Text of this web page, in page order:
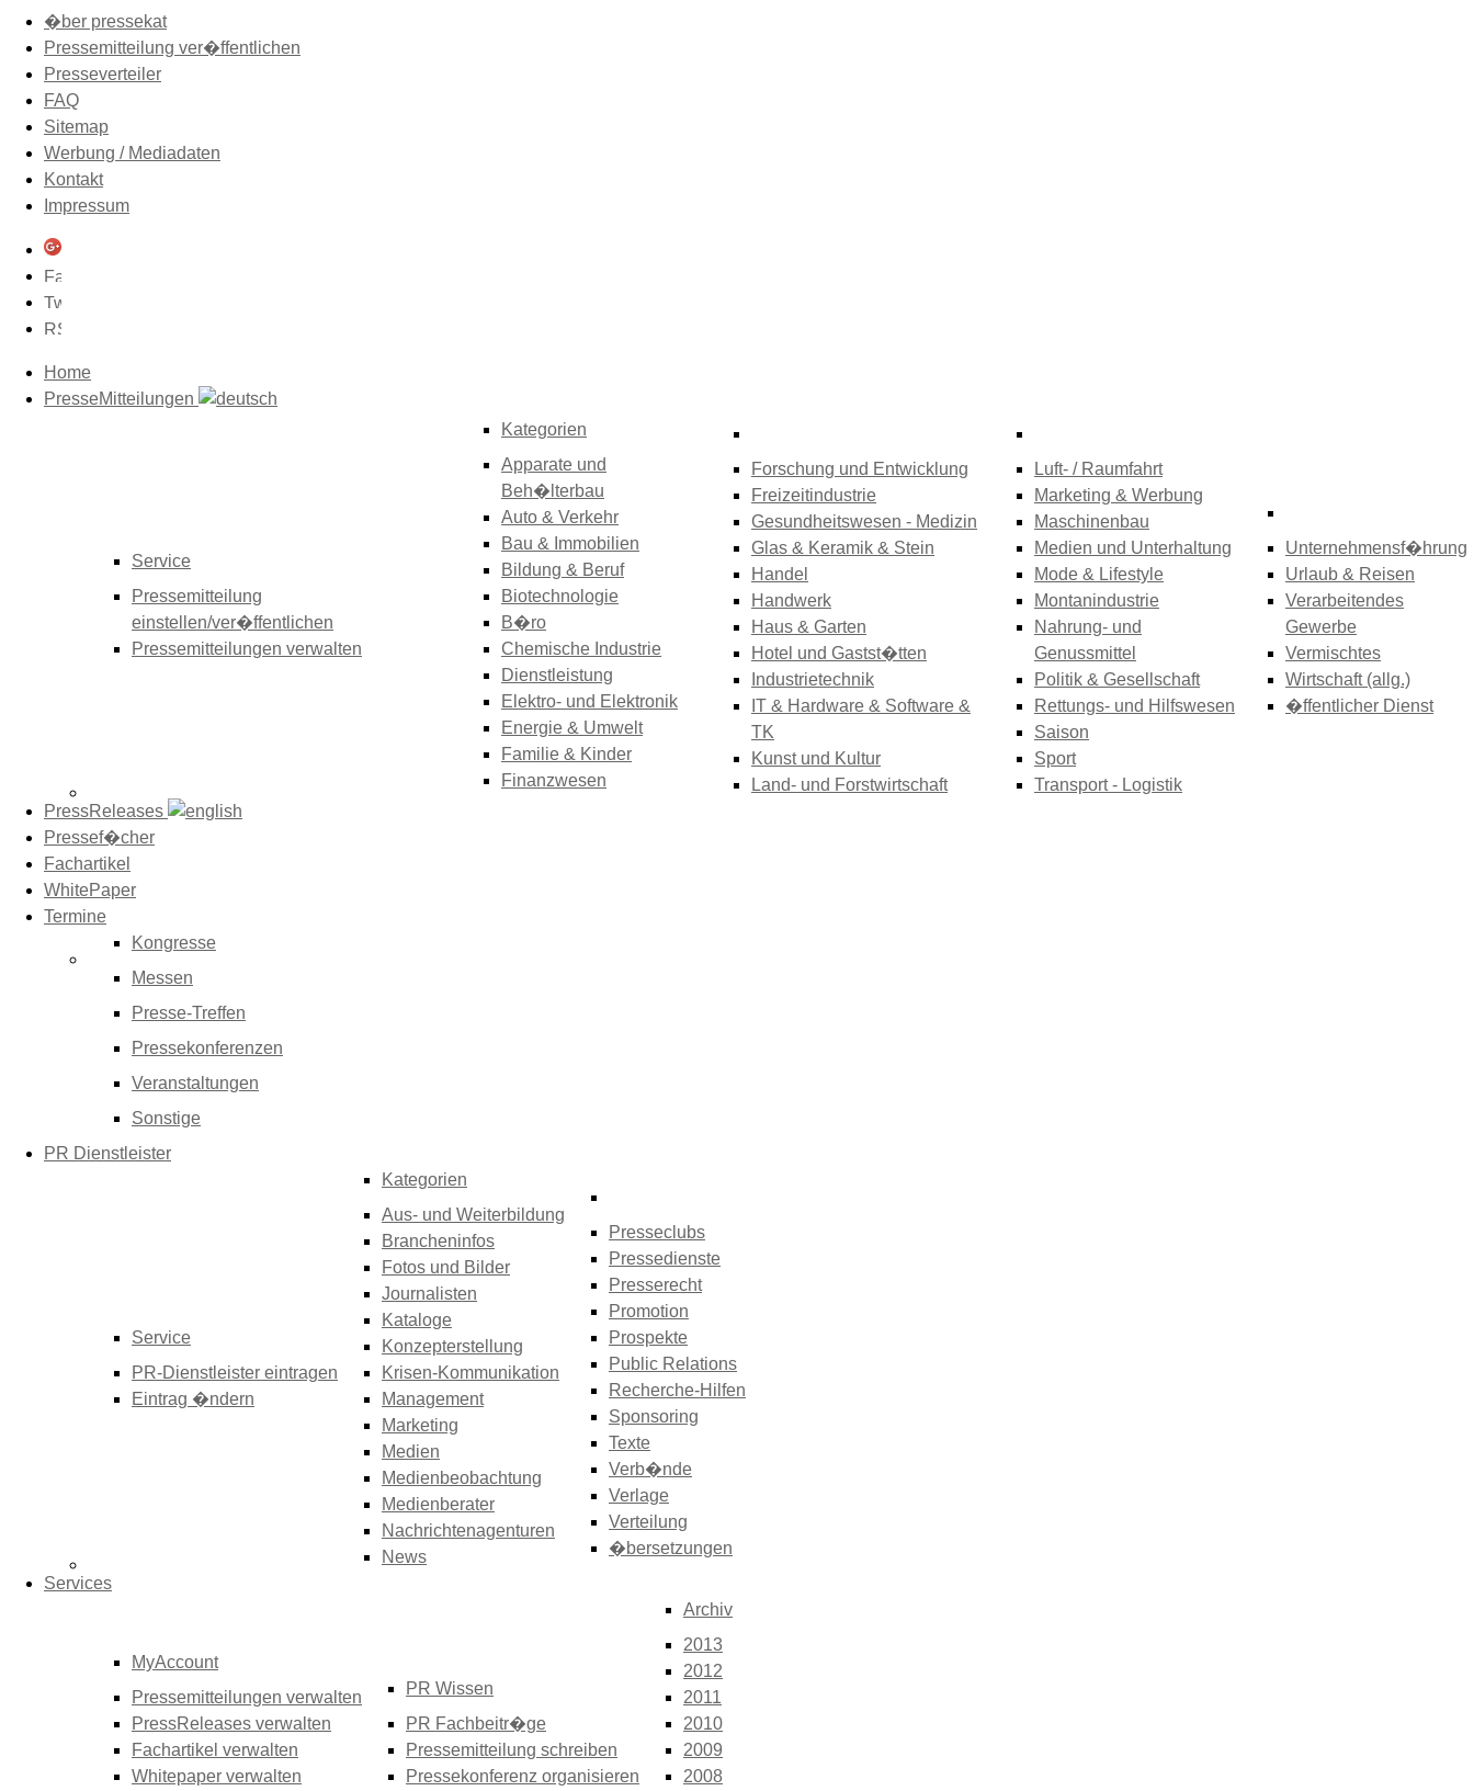
�ber pressekat
Pressemitteilung ver�ffentlichen
Presseverteiler
FAQ
Sitemap
Werbung / Mediadaten
Kontakt
Impressum
Home
PresseMitteilungen
Service
Pressemitteilung
einstellen/ver�ffentlichen
Pressemitteilungen verwalten
Kategorien
Apparate und
Beh�lterbau
Auto & Verkehr
Bau & Immobilien
Bildung & Beruf
Biotechnologie
B�ro
Chemische Industrie
Dienstleistung
Elektro- und Elektronik
Energie & Umwelt
Familie & Kinder
Finanzwesen
Forschung und Entwicklung
Freizeitindustrie
Gesundheitswesen - Medizin
Glas & Keramik & Stein
Handel
Handwerk
Haus & Garten
Hotel und Gastst�tten
Industrietechnik
IT & Hardware & Software &
TK
Kunst und Kultur
Land- und Forstwirtschaft
Luft- / Raumfahrt
Marketing & Werbung
Maschinenbau
Medien und Unterhaltung
Mode & Lifestyle
Montanindustrie
Nahrung- und
Genussmittel
Politik & Gesellschaft
Rettungs- und Hilfswesen
Saison
Sport
Transport - Logistik
Unternehmensf�hrung
Urlaub & Reisen
Verarbeitendes
Gewerbe
Vermischtes
Wirtschaft (allg.)
�ffentlicher Dienst
PressReleases
Pressef�cher
Fachartikel
WhitePaper
Termine
Kongresse
Messen
Presse-Treffen
Pressekonferenzen
Veranstaltungen
Sonstige
PR Dienstleister
Service
PR-Dienstleister eintragen
Eintrag �ndern
Kategorien
Aus- und Weiterbildung
Brancheninfos
Fotos und Bilder
Journalisten
Kataloge
Konzepterstellung
Krisen-Kommunikation
Management
Marketing
Medien
Medienbeobachtung
Medienberater
Nachrichtenagenturen
News
Presseclubs
Pressedienste
Presserecht
Promotion
Prospekte
Public Relations
Recherche-Hilfen
Sponsoring
Texte
Verb�nde
Verlage
Verteilung
�bersetzungen
Services
MyAccount
Pressemitteilungen verwalten
PressReleases verwalten
Fachartikel verwalten
Whitepaper verwalten
PR Wissen
PR Fachbeitr�ge
Pressemitteilung schreiben
Pressekonferenz organisieren
Archiv
2013
2012
2011
2010
2009
2008